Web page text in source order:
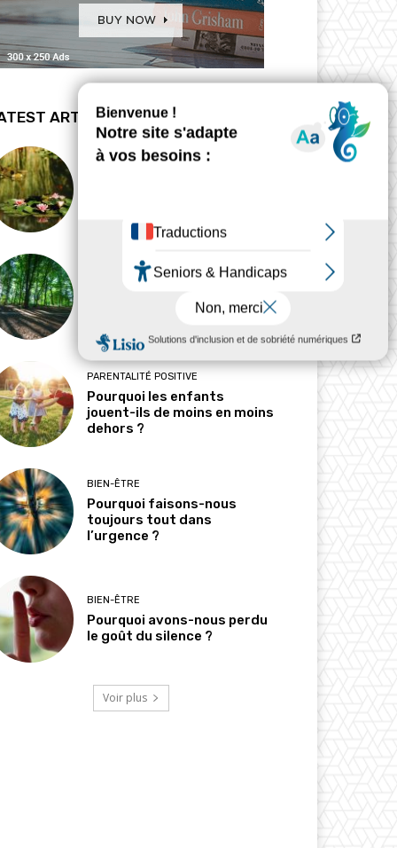
ARTICLES
devenue une ressource
PARENTALITÉ POSITIVE
Pourquoi les enfants
jouent-ils de moins en moins
dehors ?
BIEN-ÊTRE
Pourquoi faisons-nous
toujours tout dans
l’urgence ?
BIEN-ÊTRE
Pourquoi avons-nous perdu
le goût du silence ?
Voir plus